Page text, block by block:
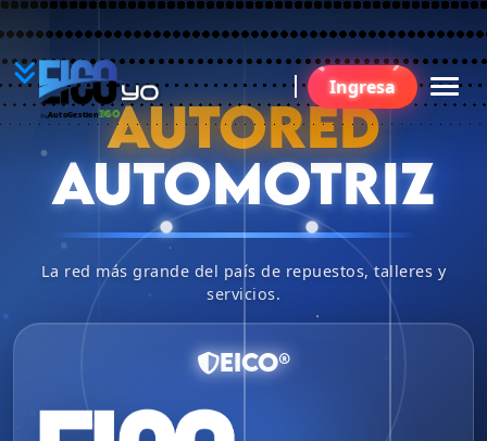
YO
B
AutoGestion 360
Ingresa
AUTORED
AUTOMOTRIZ
La red más grande del país de repuestos, talleres y
servicios.
EICO®